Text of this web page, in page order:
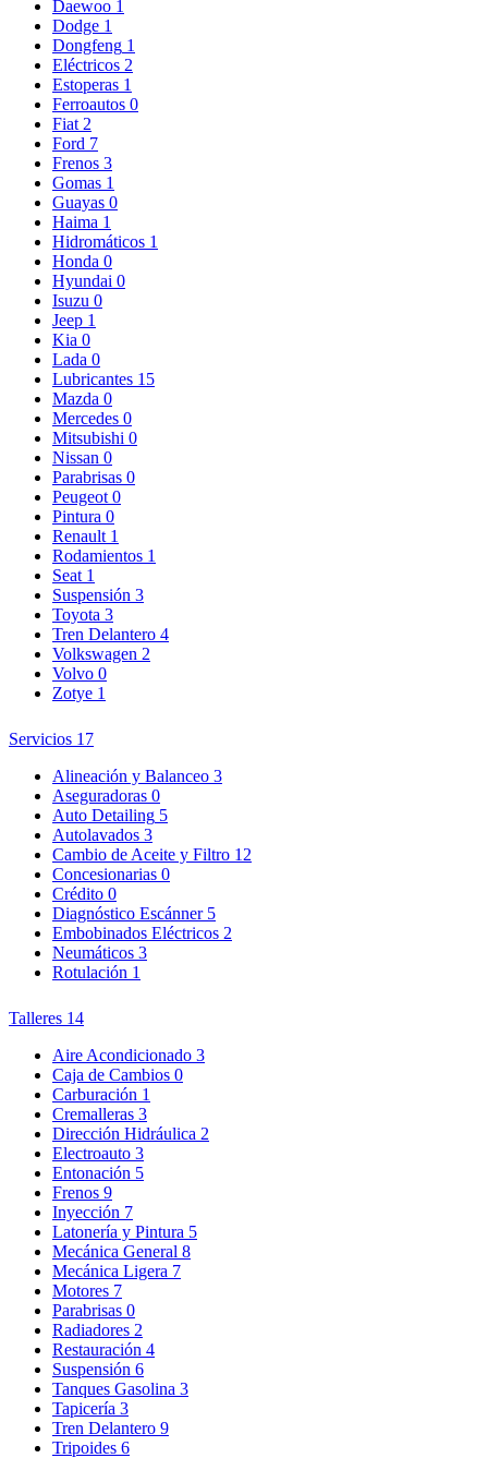
Daewoo 1
Dodge 1
Dongfeng 1
Eléctricos 2
Estoperas 1
Ferroautos 0
Fiat 2
Ford 7
Frenos 3
Gomas 1
Guayas 0
Haima 1
Hidromáticos 1
Honda 0
Hyundai 0
Isuzu 0
Jeep 1
Kia 0
Lada 0
Lubricantes 15
Mazda 0
Mercedes 0
Mitsubishi 0
Nissan 0
Parabrisas 0
Peugeot 0
Pintura 0
Renault 1
Rodamientos 1
Seat 1
Suspensión 3
Toyota 3
Tren Delantero 4
Volkswagen 2
Volvo 0
Zotye 1
Servicios 17
Alineación y Balanceo 3
Aseguradoras 0
Auto Detailing 5
Autolavados 3
Cambio de Aceite y Filtro 12
Concesionarias 0
Crédito 0
Diagnóstico Escánner 5
Embobinados Eléctricos 2
Neumáticos 3
Rotulación 1
Talleres 14
Aire Acondicionado 3
Caja de Cambios 0
Carburación 1
Cremalleras 3
Dirección Hidráulica 2
Electroauto 3
Entonación 5
Frenos 9
Inyección 7
Latonería y Pintura 5
Mecánica General 8
Mecánica Ligera 7
Motores 7
Parabrisas 0
Radiadores 2
Restauración 4
Suspensión 6
Tanques Gasolina 3
Tapicería 3
Tren Delantero 9
Tripoides 6